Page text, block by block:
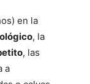
en la
, la
, las
a